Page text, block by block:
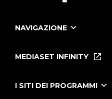
NAVIGAZIONE
Le Iene Presentano Inside
Tutti i servizi
MEDIASET INFINITY
I SITI DEI PROGRAMMI